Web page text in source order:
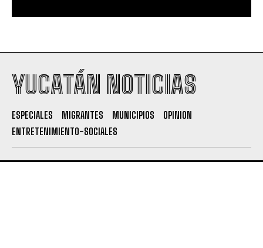
YUCATÁN NOTICIAS
ESPECIALES MIGRANTES MUNICIPIOS
OPINION
ENTRETENIMIENTO-SOCIALES